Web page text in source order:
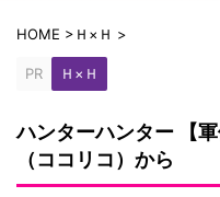
HOME > Ｈ×Ｈ >
PR Ｈ×Ｈ
ハンターハンター 【
（ココリコ）から